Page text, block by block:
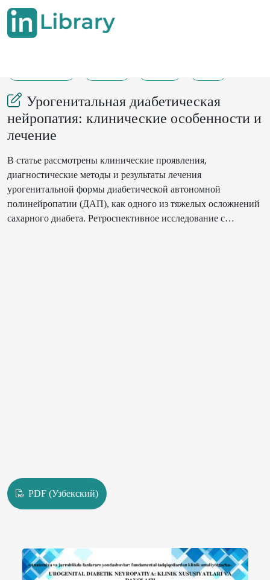
Урогенитальная диабетическая
нейропатия: клинические особенности и
лечение
В статье рассмотрены клинические проявления,
диагностические методы и результаты лечения
урогенитальной формы диабетической автономной
полинейропатии (ДАП), как одного из тяжелых осложнений
сахарного диабета. Ретроспективное исследование с
PDF (Узбекский)